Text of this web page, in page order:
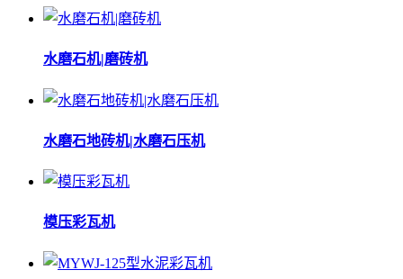
水磨石机|磨砖机
水磨石地砖机|水磨石压机
模压彩瓦机